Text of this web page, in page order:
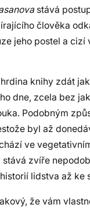
stává
člověka
jeho postel a
knihy zdát
dne, zcela bez
Podobným
byl až
ve
zvíře
lidstva až ke
že vám